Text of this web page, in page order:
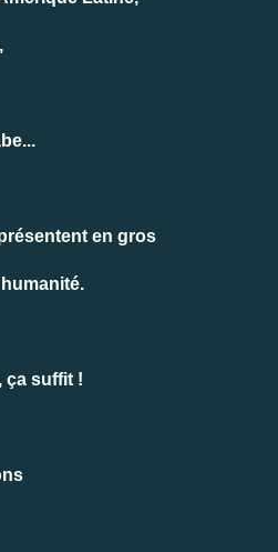
en gros
ça suffit !